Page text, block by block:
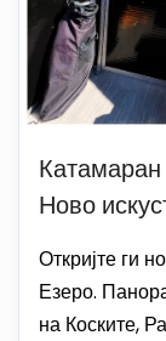
Ново
Откријте ги
Езеро.
на Коските,